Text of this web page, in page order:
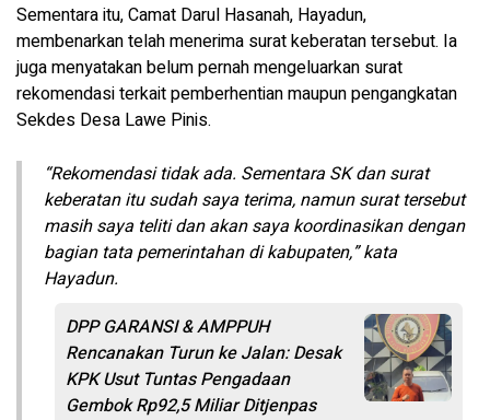
Sementara itu, Camat Darul Hasanah, Hayadun,
membenarkan telah menerima surat keberatan tersebut. Ia
juga menyatakan belum pernah mengeluarkan surat
rekomendasi terkait pemberhentian maupun pengangkatan
Sekdes Desa Lawe Pinis.
“Rekomendasi tidak ada. Sementara SK dan surat
keberatan itu sudah saya terima, namun surat tersebut
masih saya teliti dan akan saya koordinasikan dengan
bagian tata pemerintahan di kabupaten,” kata
Hayadun.
DPP GARANSI & AMPPUH
Rencanakan Turun ke Jalan: Desak
KPK Usut Tuntas Pengadaan
Gembok Rp92,5 Miliar Ditjenpas